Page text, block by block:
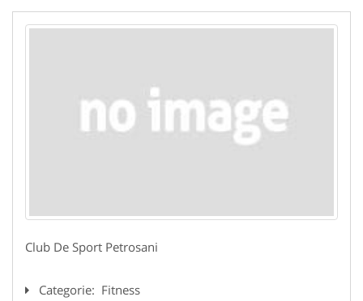
Club De Sport Petrosani
Categorie: Fitness